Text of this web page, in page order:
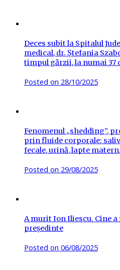
Deces subit la Spitalul
medical, dr. Ștefania
timpul gărzii, la numai 37
Posted on 28/10/2025
Fenomenul „shedding”,
prin fluide corporale:
fecale, urină, lapte
Posted on 29/08/2025
A murit Ion Iliescu. Cine
președinte
Posted on 06/08/2025